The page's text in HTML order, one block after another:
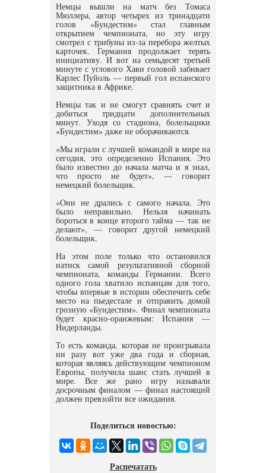
Немцы вышли на матч без Томаса
Мюллера, автор четырех из тринадцати
голов «Бундестим» стал главным
открытием чемпионата, но эту игру
смотрел с трибуны из-за перебора желтых
карточек. Германия продолжает терять
инициативу. И вот на семьдесят третьей
минуте с углового Хави головой забивает
Карлес Пуйоль — первый гол испанского
защитника в Африке.
Немцы так и не смогут сравнять счет и
добиться тридцати дополнительных
минут. Уходя со стадиона, болельщики
«Бундестим» даже не оборачиваются.
«Мы играли с лучшей командой в мире на
сегодня, это определенно Испания. Это
было известно до начала матча и я знал,
что просто не будет», — говорит
немецкий болельщик.
«Они не дрались с самого начала. Это
было неправильно. Нельзя начинать
бороться в конце второго тайма — так не
делают», — говорит другой немецкий
болельщик.
На этом поле только что остановился
натиск самой результативной сборной
чемпионата, команды Германии. Всего
одного гола хватило испанцам для того,
чтобы впервые в истории обеспечить себе
место на пьедестале и отправить домой
грозную «Бундестим». Финал чемпионата
будет красно-оранжевым: Испания —
Нидерланды.
То есть команда, которая не проигрывала
ни разу вот уже два года и сборная,
которая являясь действующим чемпионом
Европы, получила шанс стать лучшей в
мире. Все же рано игру называли
досрочным финалом — финал настоящий
должен превзойти все ожидания.
Поделиться новостью:
Распечатать